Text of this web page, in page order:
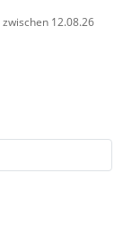
12.08.26